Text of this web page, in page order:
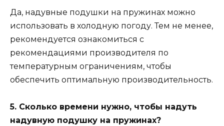
Да, надувные подушки на пружинах можно
использовать в холодную погоду. Тем не менее,
рекомендуется ознакомиться с
рекомендациями производителя по
температурным ограничениям, чтобы
обеспечить оптимальную производительность.
5. Сколько времени нужно, чтобы надуть
надувную подушку на пружинах?